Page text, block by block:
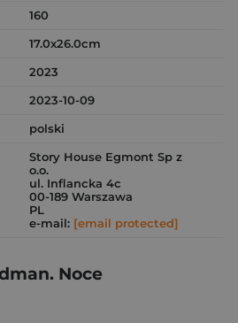
160
17.0x26.0cm
2023
2023-10-09
polski
Story House Egmont Sp z
o.o.
ul. Inflancka 4c
00-189 Warszawa
PL
e-mail: [email protected]
Noce